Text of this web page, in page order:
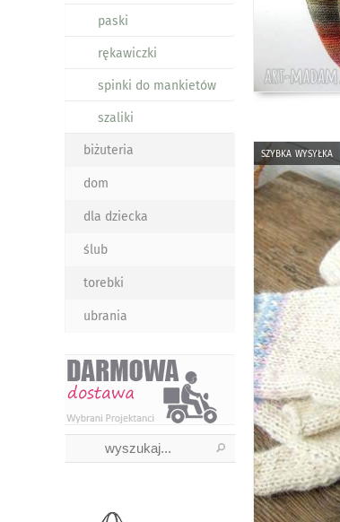
paski
rękawiczki
spinki do mankietów
szaliki
biżuteria
dom
dla dziecka
ślub
torebki
ubrania
szybka wysyłka